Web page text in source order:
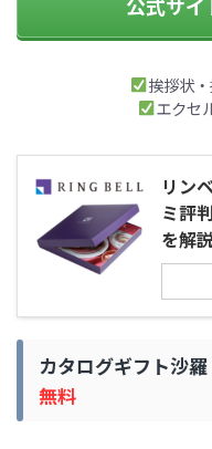
挨拶状
エクセ
リン
ミ評
を解説
カタログギフト沙
無料